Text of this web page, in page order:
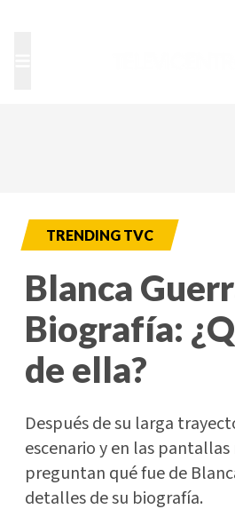
TRENDING TVC
Blanca
Biografía:
de ella?
Después de su larga
escenario y en las pantallas
preguntan qué fue de
detalles de su biografía.